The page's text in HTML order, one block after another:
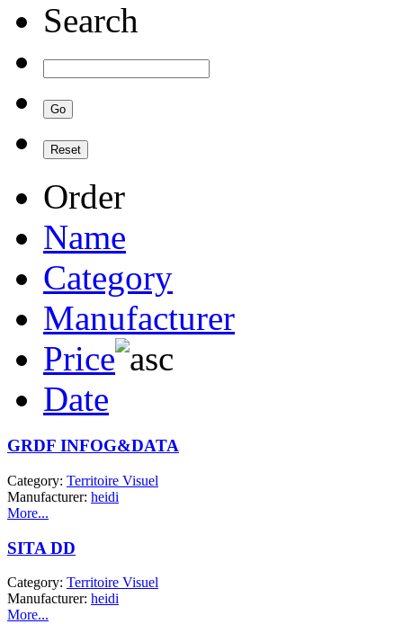
Search
Order
Name
Category
Manufacturer
Price
Date
GRDF INFOG&DATA
Category: Territoire Visuel
Manufacturer: heidi
More...
SITA DD
Category: Territoire Visuel
Manufacturer: heidi
More...